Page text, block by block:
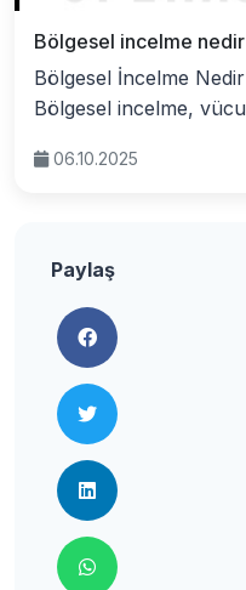
Bölgesel incelme
Bölgesel İncelme
Bölgesel incelme,
06.10.2025
Paylaş